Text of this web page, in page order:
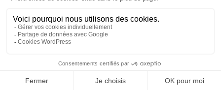
La QVCT pousse les entreprises à envisager des
conditions matérielles, temporelles et physiques de
de répondre aux attentes des équipes. Celles-ci